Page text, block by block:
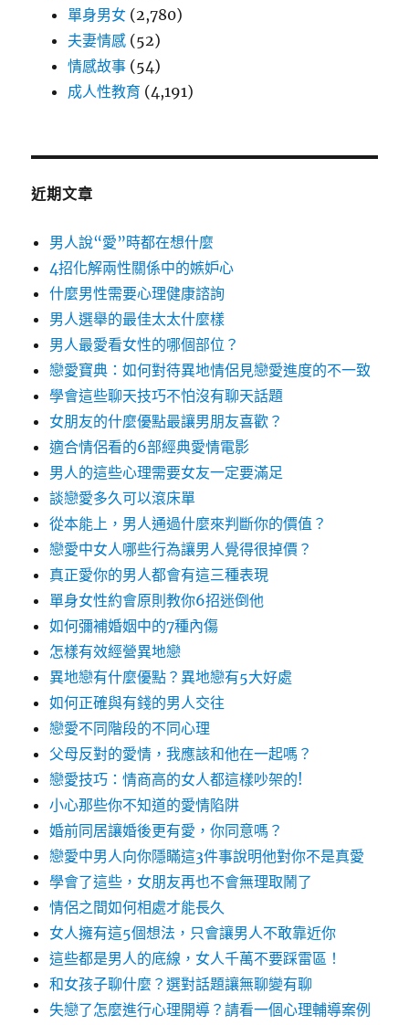
單身男女 (2,780)
夫妻情感 (52)
情感故事 (54)
成人性教育 (4,191)
近期文章
男人說“愛”時都在想什麼
4招化解兩性關係中的嫉妒心
什麼男性需要心理健康諮詢
男人選舉的最佳太太什麼樣
男人最愛看女性的哪個部位？
戀愛寶典：如何對待異地情侶見戀愛進度的不一致
學會這些聊天技巧不怕沒有聊天話題
女朋友的什麼優點最讓男朋友喜歡？
適合情侶看的6部經典愛情電影
男人的這些心理需要女友一定要滿足
談戀愛多久可以滾床單
從本能上，男人通過什麼來判斷你的價值？
戀愛中女人哪些行為讓男人覺得很掉價？
真正愛你的男人都會有這三種表現
單身女性約會原則教你6招迷倒他
如何彌補婚姻中的7種內傷
怎樣有效經營異地戀
異地戀有什麼優點？異地戀有5大好處
如何正確與有錢的男人交往
戀愛不同階段的不同心理
父母反對的愛情，我應該和他在一起嗎？
戀愛技巧：情商高的女人都這樣吵架的!
小心那些你不知道的愛情陷阱
婚前同居讓婚後更有愛，你同意嗎？
戀愛中男人向你隱瞞這3件事說明他對你不是真愛
學會了這些，女朋友再也不會無理取鬧了
情侶之間如何相處才能長久
女人擁有這5個想法，只會讓男人不敢靠近你
這些都是男人的底線，女人千萬不要踩雷區！
和女孩子聊什麼？選對話題讓無聊變有聊
失戀了怎麼進行心理開導？請看一個心理輔導案例